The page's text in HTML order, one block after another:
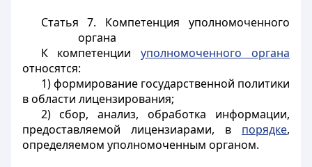
Статья 7. Компетенция уполномоченного
органа
К компетенцииуполномоченного органа
относятся:
1) формирование государственной политики
в области лицензирования;
2) сбор, анализ, обработка информации,
предоставляемой лицензиарами, в порядке,
определяемом уполномоченным органом.